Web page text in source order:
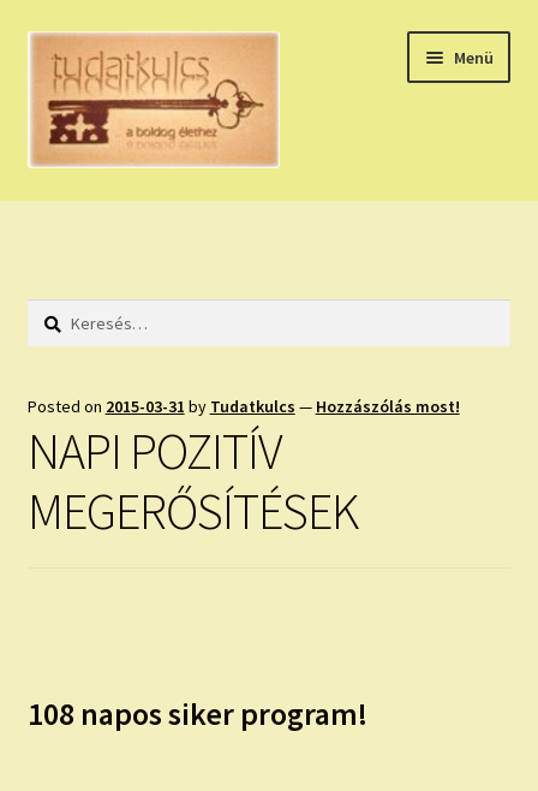
Ugrás
navigációhoz
Kilépés
tartalomba
Menü
HÚZZ EGY KÁRTYÁT!
HOLDNAPTÁR
NAPI ASZTROLÓGIA
KÉRJ EGY MEGERŐSÍTÉST!
IRATKOZZ FEL A VIDEÓ CSATORNÁNKRA!
Keresés:
Posted on 2015-03-31 by Tudatkulcs — Hozzászólás most!
NAPI POZITÍV
MEGERŐSÍTÉSEK
108 napos siker program!